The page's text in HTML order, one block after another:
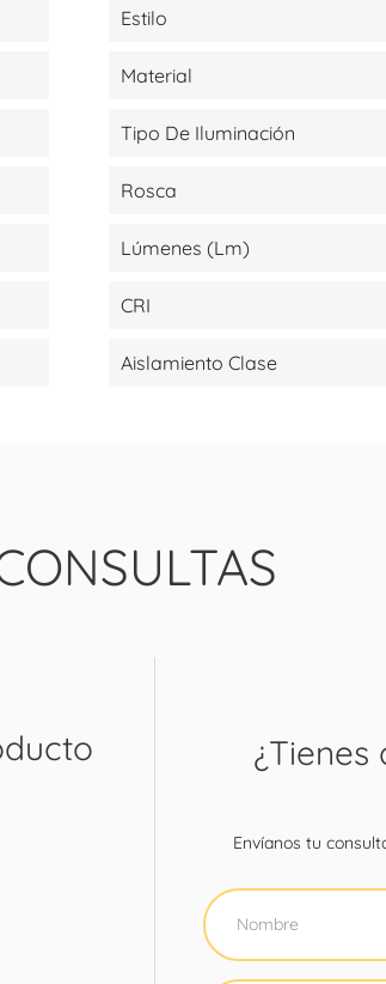
Estilo
Material
Tipo De Iluminación
Rosca
Lúmenes (lm)
CRI
Aislamiento Clase
Envíanos tu